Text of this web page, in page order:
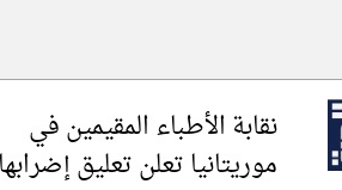
نقابة الأطباء المقيمين في
موريتانيا تعلن تعليق إضرابها